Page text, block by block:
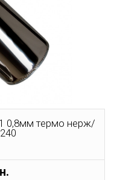
0,8мм термо нерж/